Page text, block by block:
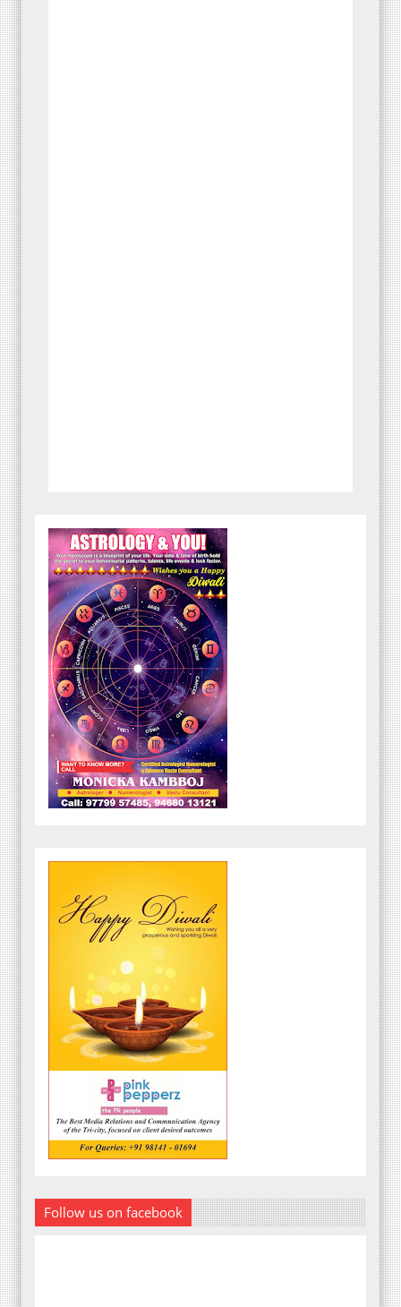
Follow us on facebook